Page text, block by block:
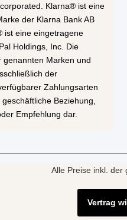
Klarna® ist eine
der Klarna Bank AB
ist eine eingetragene
Holdings, Inc. Die
genannten Marken und
der
Zahlungsarten
Beziehung,
Empfehlung dar.
Alle Preise inkl. der
Vertrag